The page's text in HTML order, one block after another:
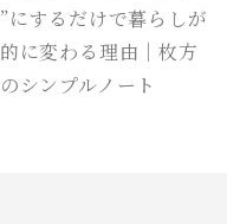
にするだけで暮らしが
に変わる理由｜枚方
シンプルノート